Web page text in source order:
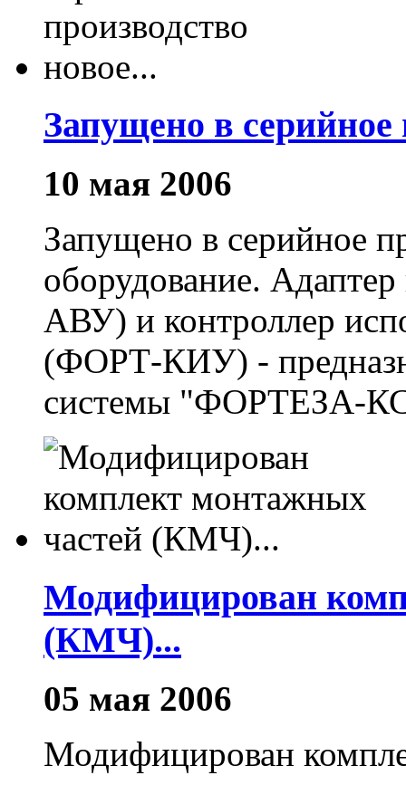
Запущено в серийное
10 мая 2006
Запущено в серийное
оборудование.
АВУ) и контроллер
(ФОРТ-КИУ) -
системы "ФОРТЕЗА-
Модифицирован
(КМЧ)...
05 мая 2006
Модифицирован